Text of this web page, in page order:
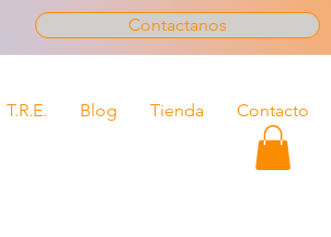
Contactanos
T.R.E. Blog Tienda Contacto